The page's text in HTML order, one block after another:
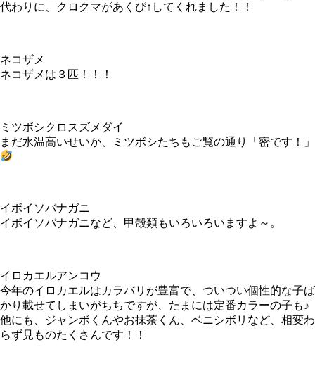
代わりに、クロクマがあくび↑してくれました！！
ネコザメ
ネコザメは３匹！！！
ミツボシクロスズメダイ
まだ水温高いせいか、ミツボシたちもご覧の通り「密です！」
イボイソバナガニ
イボイソバナガニなど、甲殻類もいろいろいますよ～。
イロカエルアンコウ
今年のイロカエルはカラバリが豊富で、ついつい個性的な子ば
かり載せてしまいがちちですが、たまには定番カラーの子も♪
他にも、ジャンボくんやお抹茶くん、ベニシボリなど、相変わ
らず見ものたくさんです！！